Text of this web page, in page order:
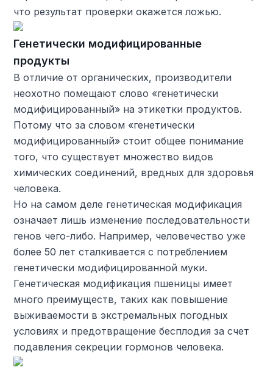
что результат проверки окажется ложью.
Генетически модифицированные
продукты
В отличие от органических, производители
неохотно помещают слово «генетически
модифицированный» на этикетки продуктов.
Потому что за словом «генетически
модифицированный» стоит общее понимание
того, что существует множество видов
химических соединений, вредных для здоровья
человека.
Но на самом деле генетическая модификация
означает лишь изменение последовательности
генов чего-либо. Например, человечество уже
более 50 лет сталкивается с потреблением
генетически модифицированной муки.
Генетическая модификация пшеницы имеет
много преимуществ, таких как повышение
выживаемости в экстремальных погодных
условиях и предотвращение бесплодия за счет
подавления секреции гормонов человека.